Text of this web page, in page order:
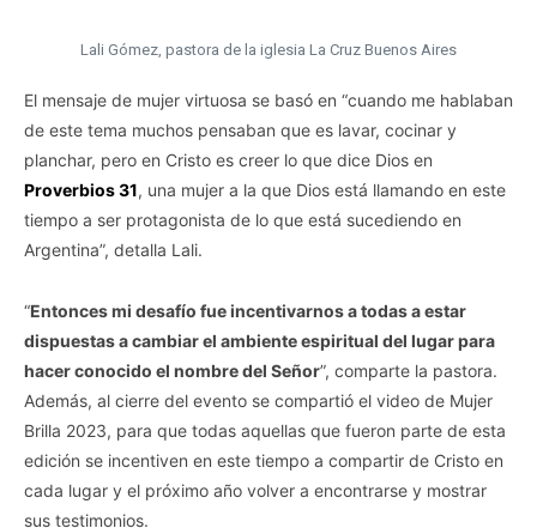
Lali Gómez, pastora de la iglesia La Cruz Buenos Aires
El mensaje de mujer virtuosa se basó en “cuando me hablaban
de este tema muchos pensaban que es lavar, cocinar y
planchar, pero en Cristo es creer lo que dice Dios en
Proverbios 31, una mujer a la que Dios está llamando en este
tiempo a ser protagonista de lo que está sucediendo en
Argentina”, detalla Lali.
“Entonces mi desafío fue incentivarnos a todas a estar
dispuestas a cambiar el ambiente espiritual del lugar para
hacer conocido el nombre del Señor”, comparte la pastora.
Además, al cierre del evento se compartió el video de Mujer
Brilla 2023, para que todas aquellas que fueron parte de esta
edición se incentiven en este tiempo a compartir de Cristo en
cada lugar y el próximo año volver a encontrarse y mostrar
sus testimonios.